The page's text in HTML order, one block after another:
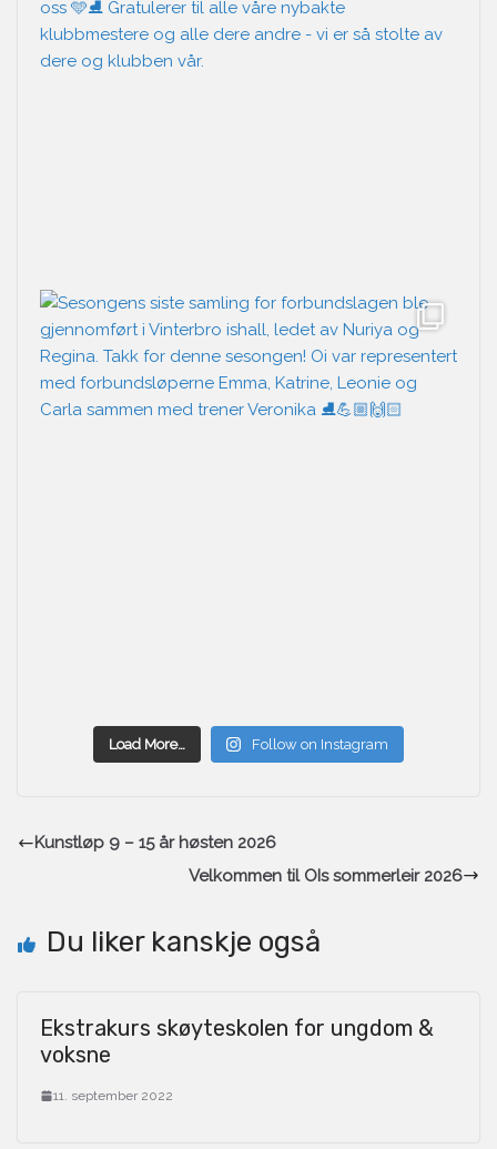
Load More… Follow on Instagram
Kunstløp 9 – 15 år høsten 2026
Velkommen til OIs sommerleir 2026
Du liker kanskje også
Ekstrakurs skøyteskolen for ungdom &
voksne
11. september 2022